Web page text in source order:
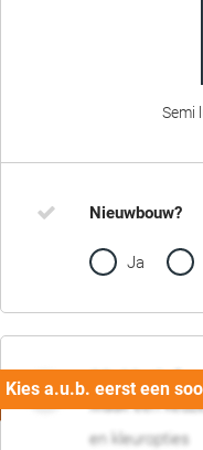
Semi
Nieuwbouw?
Ja
02. Motief
Maak een
en kleuropties